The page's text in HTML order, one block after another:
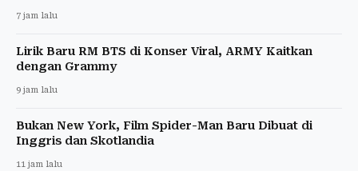
7 jam lalu
Lirik Baru RM BTS di Konser Viral, ARMY Kaitkan
dengan Grammy
9 jam lalu
Bukan New York, Film Spider-Man Baru Dibuat di
Inggris dan Skotlandia
11 jam lalu